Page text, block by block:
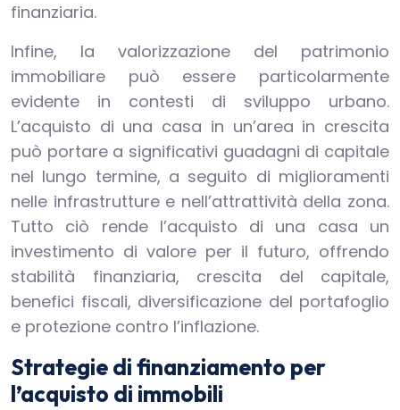
finanziaria.
Infine, la valorizzazione del patrimonio
immobiliare può essere particolarmente
evidente in contesti di sviluppo urbano.
L’acquisto di una casa in un’area in crescita
può portare a significativi guadagni di capitale
nel lungo termine, a seguito di miglioramenti
nelle infrastrutture e nell’attrattività della zona.
Tutto ciò rende l’acquisto di una casa un
investimento di valore per il futuro, offrendo
stabilità finanziaria, crescita del capitale,
benefici fiscali, diversificazione del portafoglio
e protezione contro l’inflazione.
Strategie di finanziamento per
l’acquisto di immobili